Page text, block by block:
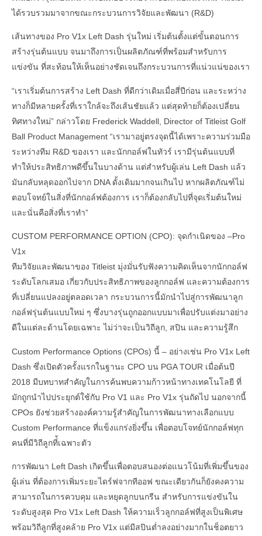
ได้รวบรวมมาจากขณะกระบวนการวิจัยและพัฒนา (R&D)
เส้นทางของ Pro V1x Left Dash รุ่นใหม่ เริ่มต้นตั้งแต่ขั้นตอนการ
สร้างรุ่นต้นแบบ จนมาถึงการเป็นผลิตภัณฑ์ที่พร้อมสำหรับการ
แข่งขัน ที่สะท้อนให้เห็นอย่างชัดเจนถึงกระบวนการที่แน่วแน่ของเรา
“เราเริ่มต้นการสร้าง Left Dash ที่ดีกว่าเดิมเมื่อสี่ปีก่อน และระหว่าง
ทางก็มีหลายครั้งที่เราใกล้จะถึงเส้นชัยแล้ว แต่สุดท้ายก็ต้องเปลี่ยน
ทิศทางใหม่” กล่าวโดย Frederick Waddell, Director of Titleist Golf
Ball Product Management “เรามาอยู่ตรงจุดนี้ได้เพราะความร่วมมือ
ระหว่างทีม R&D ของเรา และนักกอล์ฟในทัวร์ เรามีรุ่นต้นแบบที่
ทำให้ประสิทธิภาพดีขึ้นในบางด้าน แต่สำหรับผู้เล่น Left Dash แล้ว
มันกลับหลุดออกไปจาก DNA ดั้งเดิมมากจนเกินไป หากผลิตภัณฑ์ไม่
ตอบโจทย์ในสิ่งที่นักกอล์ฟต้องการ เราก็ต้องกลับไปที่จุดเริ่มต้นใหม่
และนั่นคือสิ่งที่เราทำ”
CUSTOM PERFORMANCE OPTION (CPO): จุดกำเนิดของ –Pro
V1x
ทีมวิจัยและพัฒนาของ Titleist มุ่งมั่นรับฟังความคิดเห็นจากนักกอล์ฟ
ระดับโลกเสมอ เกี่ยวกับประสิทธิภาพของลูกกอล์ฟ และความต้องการ
ที่เปลี่ยนแปลงอยู่ตลอดเวลา กระบวนการนี้มักนำไปสู่การพัฒนาลูก
กอล์ฟรุ่นต้นแบบใหม่ ๆ ซึ่งบางรุ่นถูกออกแบบมาเพื่อปรับแต่งมาอย่าง
ดีในแต่ละด้านโดยเฉพาะ ไม่ว่าจะเป็นวิถีลูก, สปิน และความรู้สึก
Custom Performance Options (CPOs) นี้ – อย่างเช่น Pro V1x Left
Dash ซึ่งเปิดตัวครั้งแรกในฐานะ CPO บน PGA TOUR เมื่อต้นปี
2018 มีบทบาทสำคัญในการค้นพบความก้าวหน้าทางเทคโนโลยี ที่
มักถูกนำไปประยุกต์ใช้กับ Pro V1 และ Pro V1x รุ่นถัดไป นอกจากนี้
CPOs ยังช่วยสร้างองค์ความรู้สำคัญในการพัฒนาทางเลือกแบบ
Custom Performance ที่แข็งแกร่งยิ่งขึ้น เพื่อตอบโจทย์นักกอล์ฟทุก
คนที่มีวิถีลูกที่้เฉพาะตัว
การพัฒนา Left Dash เกิดขึ้นเพื่อตอบสนองต่อแนวโน้มที่เพิ่มขึ้นของ
ผู้เล่น ที่ต้องการเพิ่มระยะไดร์ฟจากทีออฟ ขณะเดียวกันก็ยังคงความ
สามารถในการควบคุม และหยุดลูกบนกรีน สำหรับการแข่งขันใน
ระดับสูงสุด Pro V1x Left Dash ให้ความเร็วลูกกอล์ฟที่สูงเป็นพิเศษ
พร้อมวิถีลูกที่สูงคล้าย Pro V1x แต่มีสปินต่ำลงอย่างมากในช็อตยาว